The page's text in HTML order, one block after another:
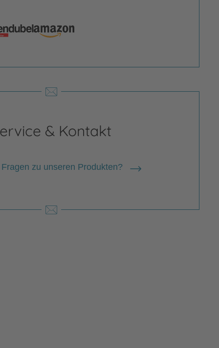
& Kontakt
zu unseren Produkten?